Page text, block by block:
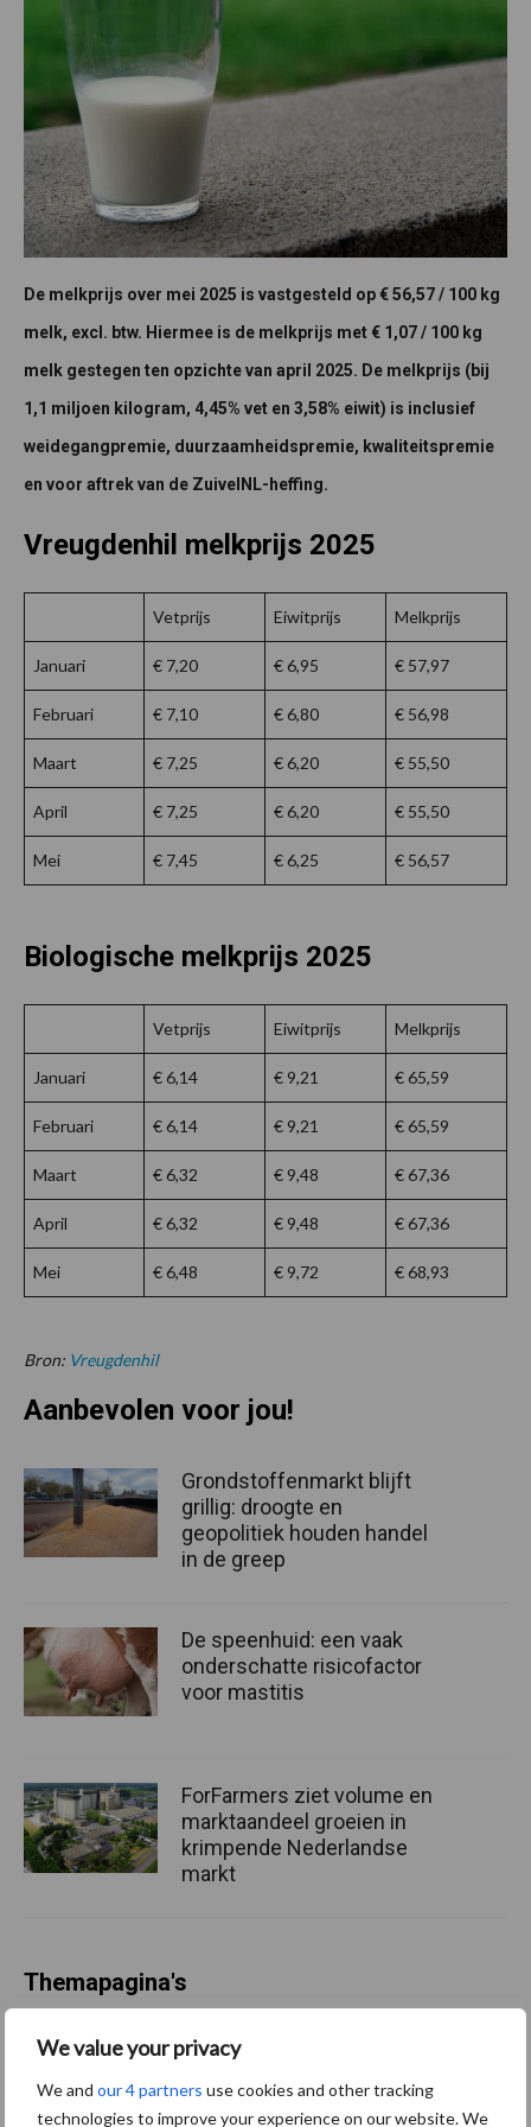
We value your privacy
We and our 4 partners use cookies and other tracking
technologies to improve your experience on our website. We
De melkprijs over mei 2025 is vastgesteld op € 56,57 / 100 kg
melk, excl. btw. Hiermee is de melkprijs met € 1,07 / 100 kg
melk gestegen ten opzichte van april 2025. De melkprijs (bij
1,1 miljoen kilogram, 4,45% vet en 3,58% eiwit) is inclusief
weidegangpremie, duurzaamheidspremie, kwaliteitspremie
en voor aftrek van de ZuivelNL-heffing.
Vreugdenhil melkprijs 2025
Vetprijs Eiwitprijs Melkprijs
Januari € 7,20 € 6,95 € 57,97
Februari € 7,10 € 6,80 € 56,98
Maart € 7,25 € 6,20 € 55,50
April € 7,25 € 6,20 € 55,50
Mei € 7,45 € 6,25 € 56,57
Biologische melkprijs 2025
Vetprijs Eiwitprijs Melkprijs
Januari € 6,14 € 9,21 € 65,59
Februari € 6,14 € 9,21 € 65,59
Maart € 6,32 € 9,48 € 67,36
April € 6,32 € 9,48 € 67,36
Mei € 6,48 € 9,72 € 68,93
Bron: Vreugdenhil
Aanbevolen voor jou!
Grondstoffenmarkt blijft
grillig: droogte en
geopolitiek houden handel
in de greep
De speenhuid: een vaak
onderschatte risicofactor
voor mastitis
ForFarmers ziet volume en
marktaandeel groeien in
krimpende Nederlandse
markt
Themapagina's
Diergezondheid Bemesting